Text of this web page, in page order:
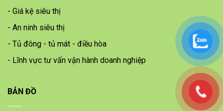
- Giá kệ siêu thị
- An ninh siêu thị
- Tủ đông - tủ mát - điều hòa
- Lĩnh vực tư vấn vận hành doanh nghiệp
BẢN ĐỒ